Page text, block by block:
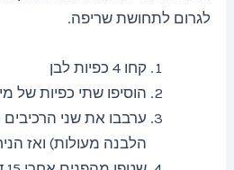
לגרום לתחושת שריפה.
קחו 4 כפיות לבן
הוסיפו שתי כפיות של
ערבבו את שני
הלבנה מעולות) ואז